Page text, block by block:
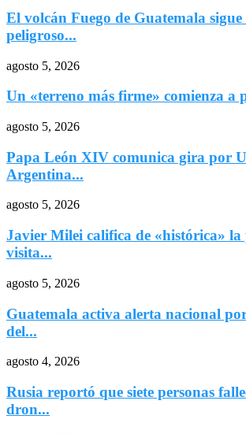
El volcán Fuego de Guatemala sigue
peligroso...
agosto 5, 2026
Un «terreno más firme» comienza a
agosto 5, 2026
Papa León XIV comunica gira por
Argentina...
agosto 5, 2026
Javier Milei califica de «histórica»
visita...
agosto 5, 2026
Guatemala activa alerta nacional
del...
agosto 4, 2026
Rusia reportó que siete personas
dron...